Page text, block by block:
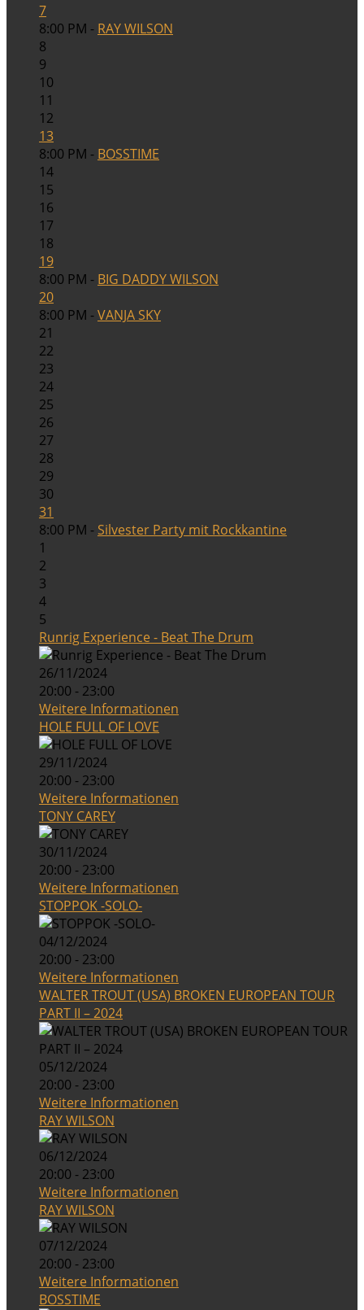
7
8:00 PM - RAY WILSON
8
9
10
11
12
13
8:00 PM - BOSSTIME
14
15
16
17
18
19
8:00 PM - BIG DADDY WILSON
20
8:00 PM -VANJA SKY
21
22
23
24
25
26
27
28
29
30
31
8:00 PM - Silvester Party mit Rockkantine
1
2
3
4
5
Runrig Experience - Beat The Drum
26/11/2024
20:00 - 23:00
Weitere Informationen
HOLE FULL OF LOVE
29/11/2024
20:00 - 23:00
Weitere Informationen
TONY CAREY
30/11/2024
20:00 - 23:00
Weitere Informationen
STOPPOK -SOLO-
04/12/2024
20:00 - 23:00
Weitere Informationen
WALTER TROUT (USA) BROKEN EUROPEAN TOUR
PART II – 2024
05/12/2024
20:00 - 23:00
Weitere Informationen
RAY WILSON
06/12/2024
20:00 - 23:00
Weitere Informationen
RAY WILSON
07/12/2024
20:00 - 23:00
Weitere Informationen
BOSSTIME